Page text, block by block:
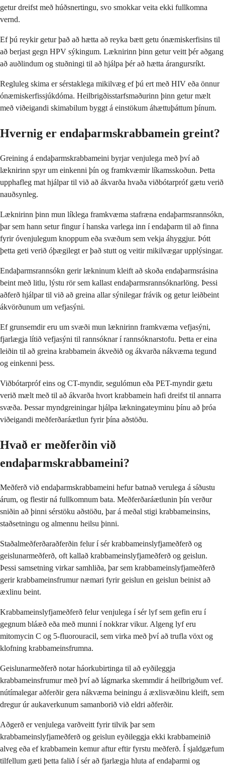
getur dreifst með húðsnertingu, svo smokkar veita ekki fullkomna
vernd.
Ef þú reykir getur það að hætta að reyka bætt getu ónæmiskerfisins til
að berjast gegn HPV sýkingum. Læknirinn þinn getur veitt þér aðgang
að auðlindum og stuðningi til að hjálpa þér að hætta árangursríkt.
Regluleg skima er sérstaklega mikilvæg ef þú ert með HIV eða önnur
ónæmiskerfissjúkdóma. Heilbrigðisstarfsmaðurinn þinn getur mælt
með viðeigandi skimabilum byggt á einstökum áhættuþáttum þínum.
Hvernig er endaþarmskrabbamein greint?
Greining á endaþarmskrabbameini byrjar venjulega með því að
læknirinn spyr um einkenni þín og framkvæmir líkamsskoðun. Þetta
upphafleg mat hjálpar til við að ákvarða hvaða viðbótarpróf gætu verið
nauðsynleg.
Læknirinn þinn mun líklega framkvæma stafræna endaþarmsrannsókn,
þar sem hann setur fingur í hanska varlega inn í endaþarm til að finna
fyrir óvenjulegum knoppum eða svæðum sem vekja áhyggjur. Þótt
þetta geti verið óþægilegt er það stutt og veitir mikilvægar upplýsingar.
Endaþarmsrannsókn gerir lækninum kleift að skoða endaþarmsrásina
beint með litlu, lýstu rör sem kallast endaþarmsrannsóknarlöng. Þessi
aðferð hjálpar til við að greina allar sýnilegar frávik og getur leiðbeint
ákvörðunum um vefjasýni.
Ef grunsemdir eru um svæði mun læknirinn framkvæma vefjasýni,
fjarlægja lítið vefjasýni til rannsóknar í rannsóknarstofu. Þetta er eina
leiðin til að greina krabbamein ákveðið og ákvarða nákvæma tegund
og einkenni þess.
Viðbótarpróf eins og CT-myndir, segulómun eða PET-myndir gætu
verið mælt með til að ákvarða hvort krabbamein hafi dreifst til annarra
svæða. Þessar myndgreiningar hjálpa lækningateyminu þínu að þróa
viðeigandi meðferðaráætlun fyrir þína aðstöðu.
Hvað er meðferðin við
endaþarmskrabbameini?
Meðferð við endaþarmskrabbameini hefur batnað verulega á síðustu
árum, og flestir ná fullkomnum bata. Meðferðaráætlunin þín verður
sniðin að þinni sérstöku aðstöðu, þar á meðal stigi krabbameinsins,
staðsetningu og almennu heilsu þinni.
Staðalmeðferðaraðferðin felur í sér krabbameinslyfjameðferð og
geislunarmeðferð, oft kallað krabbameinslyfjameðferð og geislun.
Þessi samsetning virkar samhliða, þar sem krabbameinslyfjameðferð
gerir krabbameinsfrumur næmari fyrir geislun en geislun beinist að
æxlinu beint.
Krabbameinslyfjameðferð felur venjulega í sér lyf sem gefin eru í
gegnum bláæð eða með munni í nokkrar vikur. Algeng lyf eru
mitomycin C og 5-fluorouracil, sem virka með því að trufla vöxt og
klofning krabbameinsfrumna.
Geislunarmeðferð notar háorkubirtinga til að eyðileggja
krabbameinsfrumur með því að lágmarka skemmdir á heilbrigðum vef.
nútímalegar aðferðir gera nákvæma beiningu á æxlisvæðinu kleift, sem
dregur úr aukaverkunum samanborið við eldri aðferðir.
Aðgerð er venjulega varðveitt fyrir tilvik þar sem
krabbameinslyfjameðferð og geislun eyðileggja ekki krabbameinið
alveg eða ef krabbamein kemur aftur eftir fyrstu meðferð. Í sjaldgæfum
tilfellum gæti þetta falið í sér að fjarlægja hluta af endaþarmi og